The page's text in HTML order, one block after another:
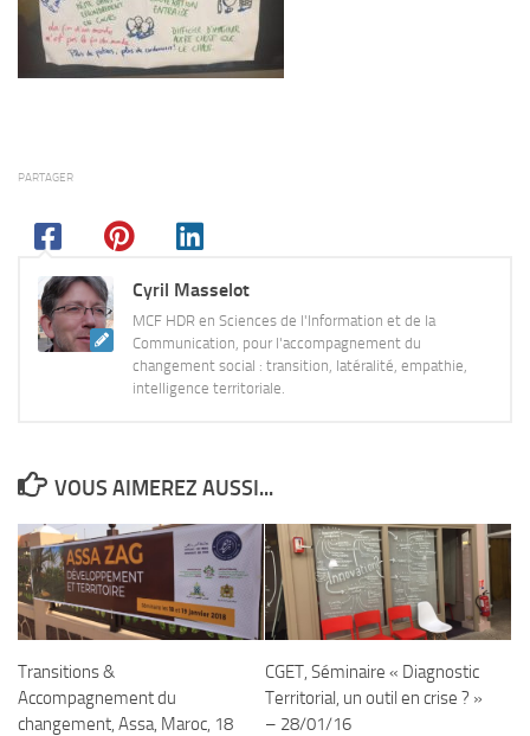
PARTAGER
Cyril Masselot
MCF HDR en Sciences de l'Information et de la
Communication, pour l'accompagnement du
changement social : transition, latéralité, empathie,
intelligence territoriale.
VOUS AIMEREZ AUSSI...
Transitions &
Accompagnement du
changement, Assa, Maroc, 18
CGET, Séminaire « Diagnostic
Territorial, un outil en crise ? »
– 28/01/16